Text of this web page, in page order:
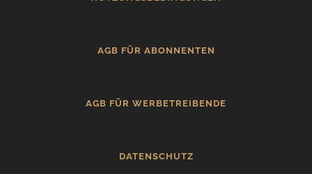
AGB FÜR ABONNENTEN
AGB FÜR WERBETREIBENDE
DATENSCHUTZ